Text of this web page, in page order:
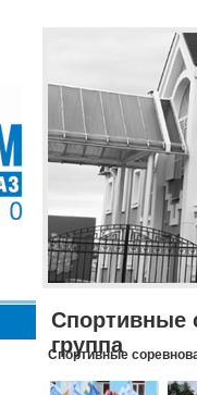
Спортивные
группа
Спортивные